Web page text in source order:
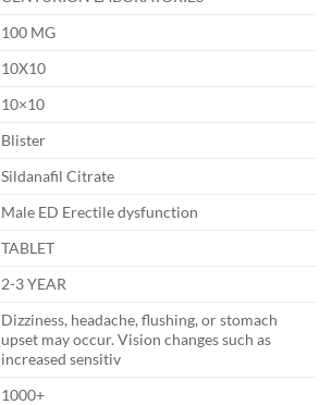
100 MG
10X10
10×10
Blister
Sildanafil Citrate
Male ED Erectile dysfunction
TABLET
2-3 YEAR
Dizziness, headache, flushing, or stomach
upset may occur. Vision changes such as
increased sensitiv
1000+